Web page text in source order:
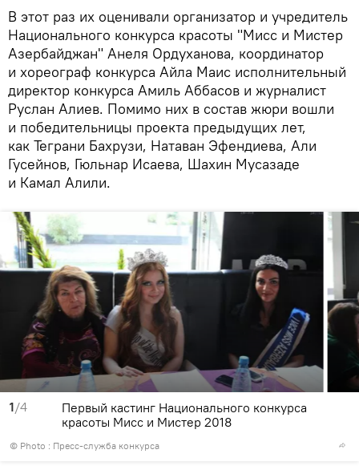
В этот раз их оценивали организатор и учредитель
Национального конкурса красоты "Мисс и Мистер
Азербайджан" Анеля Ордуханова, координатор
и хореограф конкурса Айла Маис исполнительный
директор конкурса Амиль Аббасов и журналист
Руслан Алиев. Помимо них в состав жюри вошли
и победительницы проекта предыдущих лет,
как Теграни Бахрузи, Натаван Эфендиева, Али
Гусейнов, Гюльнар Исаева, Шахин Мусазаде
и Камал Алили.
1/4
© Photo : Пресс-служба конкурса
Первый кастинг Национального конкурса
красоты Мисс и Мистер 2018